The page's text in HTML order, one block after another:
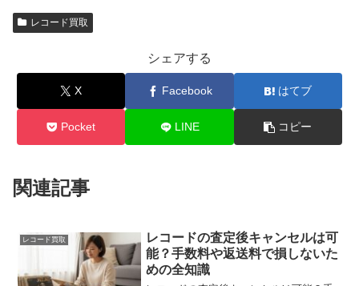
レコード買取
シェアする
X Facebook はてブ
Pocket LINE コピー
関連記事
レコード買取
レコードの査定後キャンセルは可
能？手数料や返送料で損しないた
めの全知識